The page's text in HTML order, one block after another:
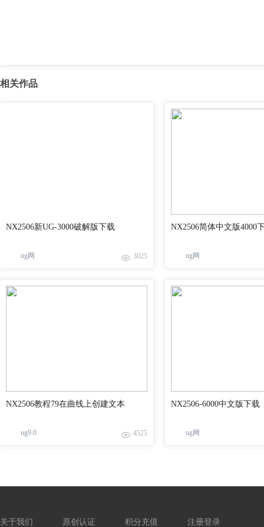
相关作品
NX2506新UG-3000破解版下载
ug网 3025
NX2506简体中文版4000
ug网
NX2506教程79在曲线上创建文本
ug9.0 4525
NX2506-6000中文版下载
ug网
关于我们
原创认证
积分充值
注册登录